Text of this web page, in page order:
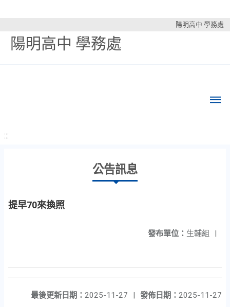
陽明高中 學務處
陽明高中 學務處
:::
公告訊息
提早70來換照
發布單位： 生輔組 |
發佈日期： 2025-11-27
最後更新日期： 2025-11-27
|